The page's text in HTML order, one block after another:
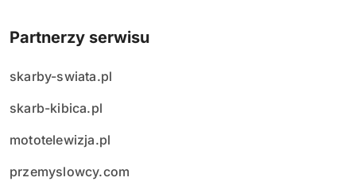
Partnerzy serwisu
skarby-swiata.pl
skarb-kibica.pl
mototelewizja.pl
przemyslowcy.com